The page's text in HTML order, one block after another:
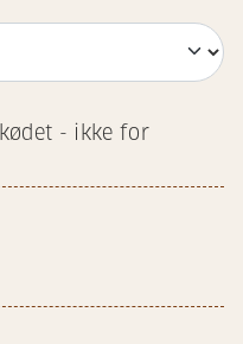
- ikke for